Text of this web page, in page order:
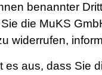
benannter
die MuKS
widerrufen,
es aus, dass Sie